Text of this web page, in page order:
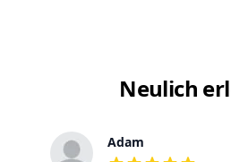
Neulich
Adam